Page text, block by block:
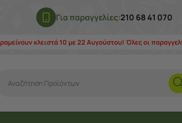
Για παραγγελίες:210 68 41 070
κλειστά 10 με 22 Αυγούστου! Όλες οι